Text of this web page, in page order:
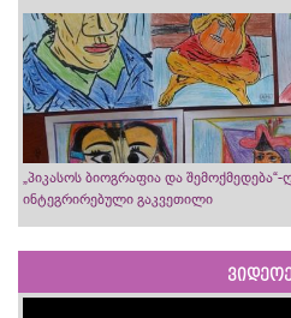
„პიკასოს ბიოგრაფია და
ინტეგრირებული გაკვეთილი